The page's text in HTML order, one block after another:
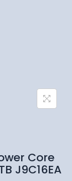
Core
J9C16EA